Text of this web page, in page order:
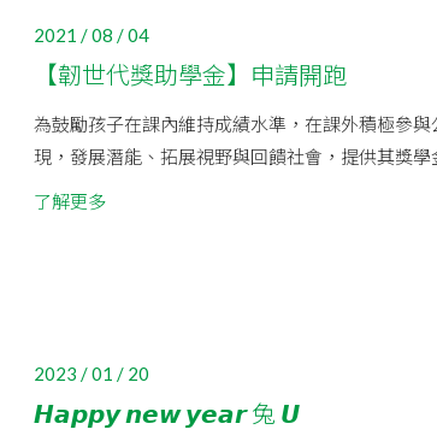
2021 / 08 / 04
【韌世代獎助學金】申請開跑
為鼓勵孩子在課內維持成績水準，在課外積極參
現，發展潛能、拓展視野與回饋社會，提供其獎學
了解更多
2023 / 01 / 20
𝙃𝙖𝙥𝙥𝙮 𝙣𝙚𝙬 𝙮𝙚𝙖𝙧 兔 𝙐